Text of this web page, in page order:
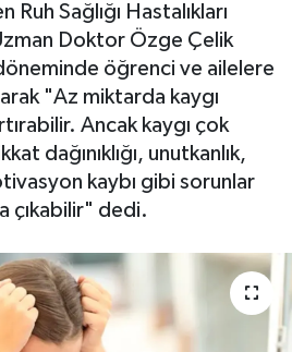
Ruh Sağlığı Hastalıkları
Doktor Özge Çelik
öğrenci ve ailelere
"Az miktarda kaygı
Ancak kaygı çok
dağınıklığı, unutkanlık,
kaybı gibi sorunlar
çıkabilir" dedi.